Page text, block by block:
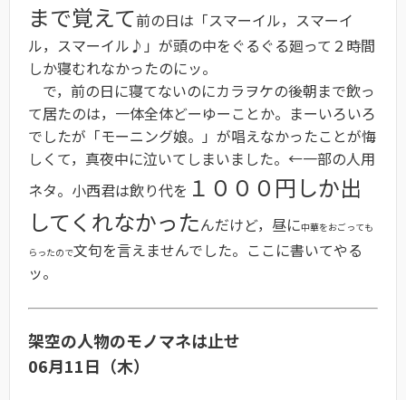
まで覚えて前の日は「スマーイル，スマーイ
ル，スマーイル♪」が頭の中をぐるぐる廻って２時間
しか寝むれなかったのにッ。
で，前の日に寝てないのにカラヲケの後朝まで飲っ
て居たのは，一体全体どーゆーことか。まーいろいろ
でしたが「モーニング娘。」が唱えなかったことが悔
しくて，真夜中に泣いてしまいました。←一部の人用
ネタ。小西君は飲り代を １０００円しか出
してくれなかったんだけど，昼に中華をおごっても
らったので文句を言えませんでした。ここに書いてやる
ッ。
架空の人物のモノマネは止せ
06月11日（木）